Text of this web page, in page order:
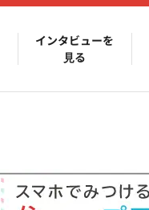
インタビューを
見る